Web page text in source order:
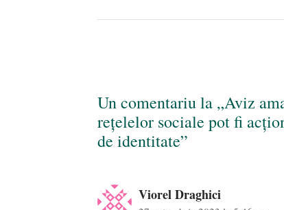
Un comentariu la „Aviz
rețelelor sociale pot fi
de identitate”
Viorel Draghici